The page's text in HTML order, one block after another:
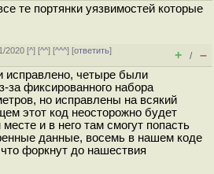
те портянки уязвимостей которые
2020 [^] [^^] [^^^] [ответить]
+ / –
исправлено, четыре были
за фиксированного набора
но исправлены на всякий
этот код неосторожно будет
и в него там смогут попасть
данные, восемь в нашем коде
форкнут до нашествия